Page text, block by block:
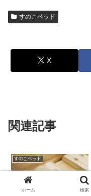
すのこベッド
X
関連記事
すのこベッド
ホーム 検索